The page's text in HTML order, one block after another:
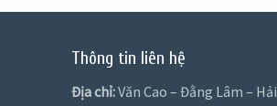
Thông tin liên hệ
Địa chỉ:Văn Cao – Đằng Lâm –